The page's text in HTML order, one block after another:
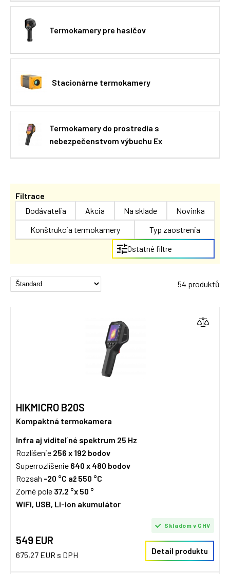
Termokamery pre hasičov
Stacionárne termokamery
Termokamery do prostredia s
nebezpečenstvom výbuchu Ex
Filtrace
Dodávatelia
Akcia Na sklade
Novinka
Konštrukcia termokamery
Typ zaostrenia
Ostatné filtre
54 produktů
HIKMICRO B20S
Kompaktná termokamera
Infra aj viditeľné spektrum 25 Hz
Rozlíšenie 256 x 192 bodov
Superrozlíšenie 640 x 480 bodov
Rozsah -20 °C až 550 °C
Zorné pole 37,2 °x 50 °
WiFi, USB, Li-ion akumulátor
549 EUR
675,27 EUR s DPH
Skladom v GHV
Detail produktu